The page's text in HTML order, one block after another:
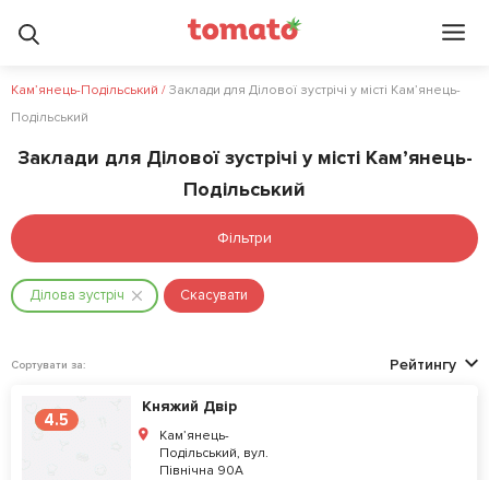
Кам’янець-Подільський / Заклади для Ділової зустрічі у місті Кам’янець-
Подільський
Заклади для Ділової зустрічі у місті Кам’янець-
Подільський
Фільтри
Ділова зустріч Скасувати
Сортувати за: Рейтингу
4.5
Княжий Двір
Кам’янець-
Подільський, вул.
Північна 90А